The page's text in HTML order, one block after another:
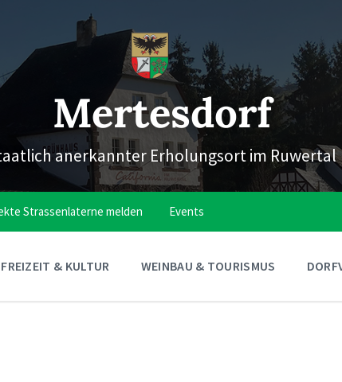
Mertesdorf
anerkannter Erholungsort im Ruwertal
Strassenlaterne melden Events
& KULTUR WEINBAU & TOURISMUS